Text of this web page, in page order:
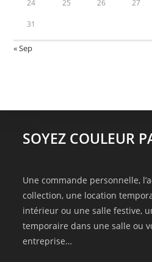
24 25 26 27
31
« Sep
SOYEZ COULEUR
Une commande personnelle,
collection, une location
intérieur ou une salle festive,
temporaire dans une salle ou
entreprise…